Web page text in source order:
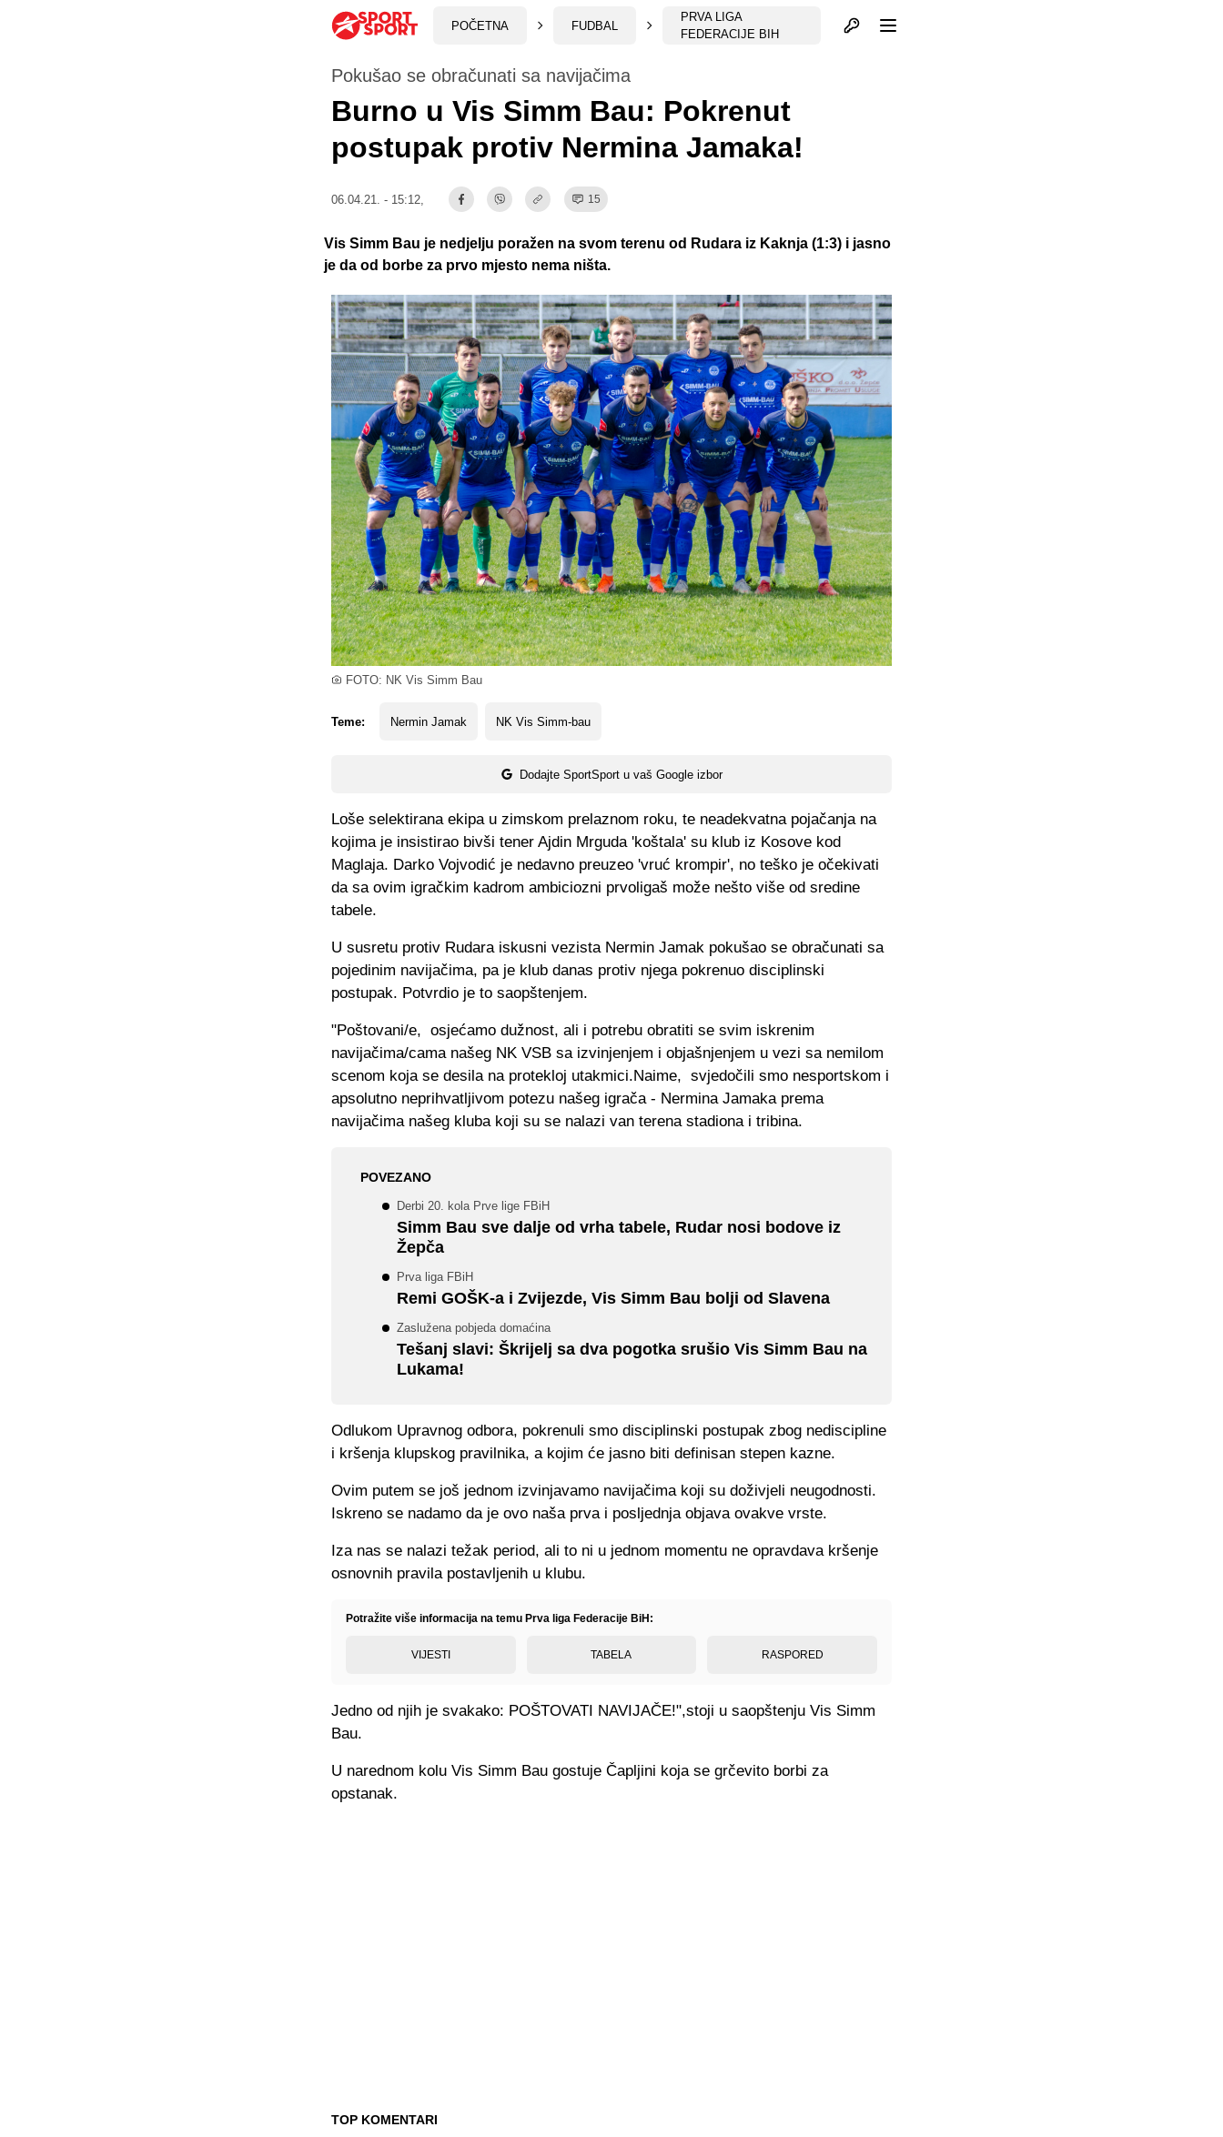
POČETNA FUDBAL
PRVA LIGA
FEDERACIJE BIH
Otvori profil
FOTO: NK Vis Simm Bau
Pokušao se obračunati sa navijačima
Burno u Vis Simm Bau: Pokrenut
postupak protiv Nermina Jamaka!
06.04.21. - 15:12, 15
Teme: Nermin Jamak NK Vis Simm-bau
Dodajte SportSport u vaš Google izbor
Vis Simm Bau je nedjelju poražen na svom terenu od Rudara iz Kaknja (1:3) i jasno
je da od borbe za prvo mjesto nema ništa.
Loše selektirana ekipa u zimskom prelaznom roku, te neadekvatna pojačanja na
kojima je insistirao bivši tener Ajdin Mrguda 'koštala' su klub iz Kosove kod
Maglaja. Darko Vojvodić je nedavno preuzeo 'vruć krompir', no teško je očekivati
da sa ovim igračkim kadrom ambiciozni prvoligaš može nešto više od sredine
tabele.
U susretu protiv Rudara iskusni vezista Nermin Jamak pokušao se obračunati sa
pojedinim navijačima, pa je klub danas protiv njega pokrenuo disciplinski
postupak. Potvrdio je to saopštenjem.
"Poštovani/e, osjećamo dužnost, ali i potrebu obratiti se svim iskrenim
navijačima/cama našeg NK VSB sa izvinjenjem i objašnjenjem u vezi sa nemilom
scenom koja se desila na protekloj utakmici.Naime, svjedočili smo nesportskom i
apsolutno neprihvatljivom potezu našeg igrača - Nermina Jamaka prema
navijačima našeg kluba koji su se nalazi van terena stadiona i tribina.
POVEZANO
Derbi 20. kola Prve lige FBiH
Simm Bau sve dalje od vrha tabele, Rudar nosi bodove iz
Žepča
Prva liga FBiH
Remi GOŠK-a i Zvijezde, Vis Simm Bau bolji od Slavena
Zaslužena pobjeda domaćina
Tešanj slavi: Škrijelj sa dva pogotka srušio Vis Simm Bau na
Lukama!
Odlukom Upravnog odbora, pokrenuli smo disciplinski postupak zbog nediscipline
i kršenja klupskog pravilnika, a kojim će jasno biti definisan stepen kazne.
Ovim putem se još jednom izvinjavamo navijačima koji su doživjeli neugodnosti.
Iskreno se nadamo da je ovo naša prva i posljednja objava ovakve vrste.
Iza nas se nalazi težak period, ali to ni u jednom momentu ne opravdava kršenje
osnovnih pravila postavljenih u klubu.
Potražite više informacija na temu Prva liga Federacije BiH:
VIJESTI TABELA RASPORED
Jedno od njih je svakako: POŠTOVATI NAVIJAČE!",stoji u saopštenju Vis Simm
Bau.
U narednom kolu Vis Simm Bau gostuje Čapljini koja se grčevito borbi za
opstanak.
TOP KOMENTARI